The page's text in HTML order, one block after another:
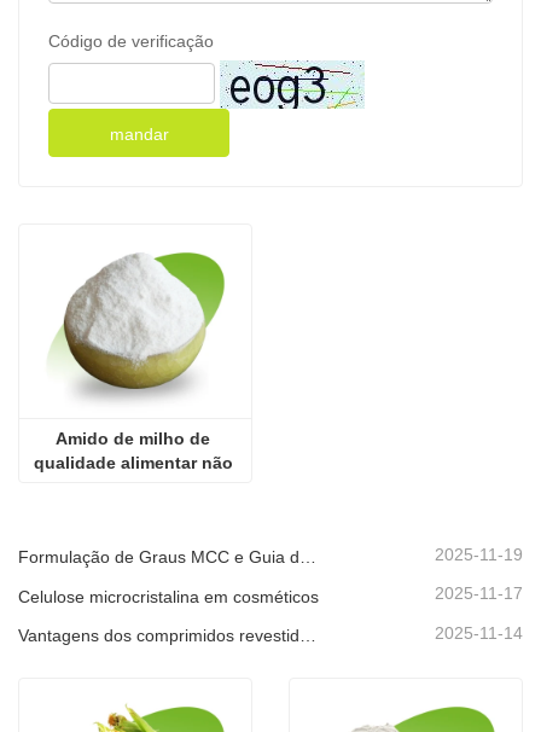
Código de verificação
mandar
Amido de milho de
qualidade alimentar não
Formulação de Graus MCC e Guia de Controlo de Qualidade 2025-11-19
Celulose microcristalina em cosméticos 2025-11-17
2025-11-14